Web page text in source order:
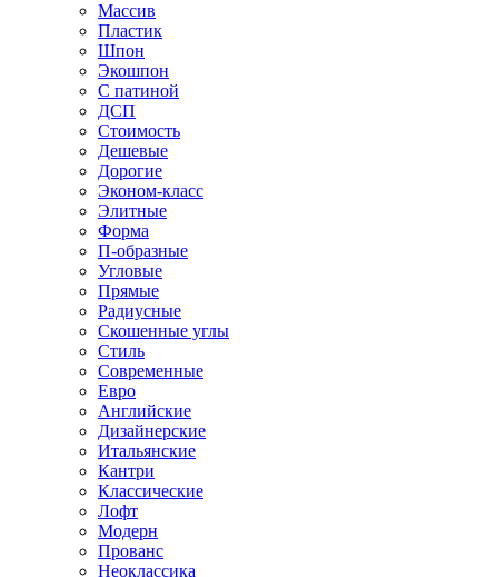
Массив
Пластик
Шпон
Экошпон
С патиной
ДСП
Стоимость
Дешевые
Дорогие
Эконом-класс
Элитные
Форма
П-образные
Угловые
Прямые
Радиусные
Скошенные углы
Стиль
Современные
Евро
Английские
Дизайнерские
Итальянские
Кантри
Классические
Лофт
Модерн
Прованс
Неоклассика